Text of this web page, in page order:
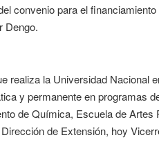
convenio para el
Dengo.
realiza la Universidad Nacional
y permanente en programas
de Química, Escuela de
de Extensión, hoy